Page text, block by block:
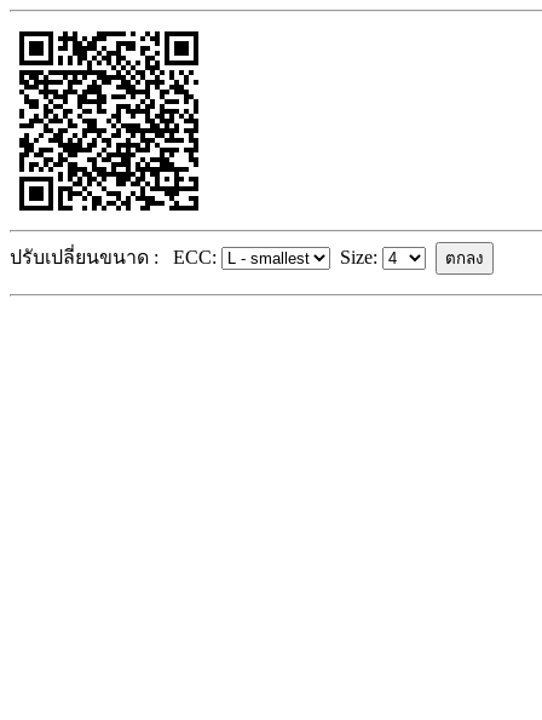
ปรับเปลี่ยนขนาด : ECC: Size: